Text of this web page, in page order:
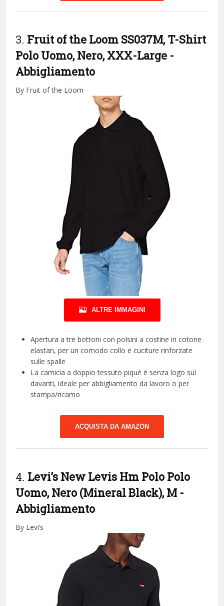
3. Fruit of the Loom SS037M, T-Shirt
Polo Uomo, Nero, XXX-Large -
Abbigliamento
By Fruit of the Loom
ALTRE IMMAGINI
Apertura a tre bottoni con polsini a costine in cotone
elastan, per un comodo collo e cuciture rinforzate
sulle spalle
La camicia a doppio tessuto piqué è senza logo sul
davanti, ideale per abbigliamento da lavoro o per
stampa/ricamo
ACQUISTA DA AMAZON
4. Levi’s New Levis Hm Polo Polo
Uomo, Nero (Mineral Black), M -
Abbigliamento
By Levi’s